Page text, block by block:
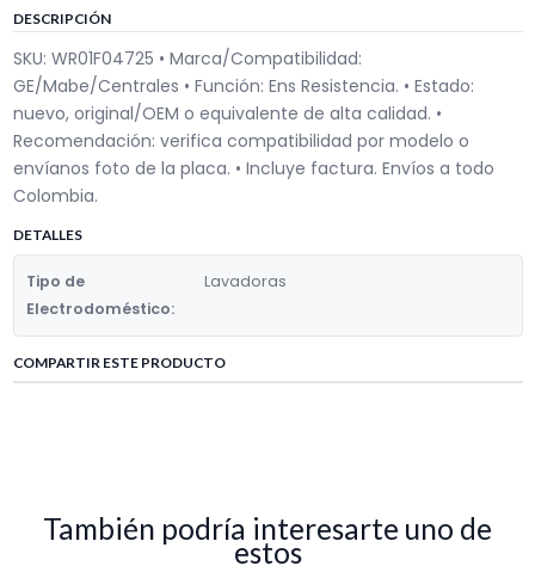
DESCRIPCIÓN
SKU: WR01F04725 • Marca/Compatibilidad:
GE/Mabe/Centrales • Función: Ens Resistencia. • Estado:
nuevo, original/OEM o equivalente de alta calidad. •
Recomendación: verifica compatibilidad por modelo o
envíanos foto de la placa. • Incluye factura. Envíos a todo
Colombia.
DETALLES
Tipo de
Electrodoméstico:
Lavadoras
COMPARTIR ESTE PRODUCTO
También podría interesarte uno de
estos